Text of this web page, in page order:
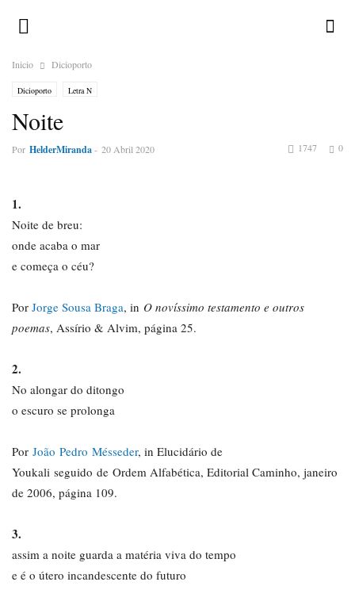
Inicio Dicioporto
Dicioporto Letra N
Noite
Por HelderMiranda- 20 Abril 2020 0
1747
1.
Noite de breu:
onde acaba o mar
e começa o céu?
Por Jorge Sousa Braga, in O novíssimo testamento e outros
poemas, Assírio & Alvim, página 25.
2.
No alongar do ditongo
o escuro se prolonga
Por João Pedro Mésseder, in Elucidário de
Youkali seguido de Ordem Alfabética, Editorial Caminho, janeiro
de 2006, página 109.
3.
assim a noite guarda a matéria viva do tempo
e é o útero incandescente do futuro